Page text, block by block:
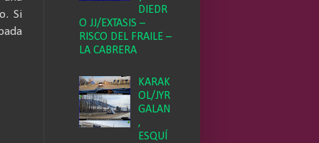
Si
DIEDR
O JJ/EXTASIS –
RISCO DEL FRAILE –
LA CABRERA
KARAK
OL/JYR
GALAN
,
ESQUÍ